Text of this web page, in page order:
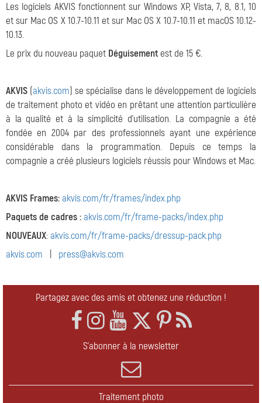
Les logiciels AKVIS fonctionnent sur Windows XP, Vista, 7, 8, 8.1, 10
et sur Mac OS X 10.7-10.11 et sur Mac OS X 10.7-10.11 et macOS 10.12-
10.13.
Le prix du nouveau paquet Déguisement est de 15 €.
AKVIS (akvis.com) se spécialise dans le développement de logiciels
de traitement photo et vidéo en prêtant une attention particulière
à la qualité et à la simplicité d'utilisation. La compagnie a été
fondée en 2004 par des professionnels ayant une expérience
considérable dans la programmation. Depuis ce temps la
compagnie a créé plusieurs logiciels réussis pour Windows et Mac.
AKVIS Frames:akvis.com/fr/frames/index.php
Paquets de cadres :akvis.com/fr/frame-packs/index.php
NOUVEAUX:akvis.com/fr/frame-packs/dressup-pack.php
akvis.com
press@akvis.com
Partagez avec des amis et obtenez une réduction !
S'abonner à la newsletter
Traitement photo